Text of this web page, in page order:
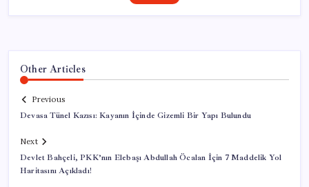
Other Articles
Previous
Devasa Tünel Kazısı: Kayanın İçinde Gizemli Bir Yapı Bulundu
Next
Devlet Bahçeli, PKK’nın Elebaşı Abdullah Öcalan İçin 7 Maddelik Yol
Haritasını Açıkladı!